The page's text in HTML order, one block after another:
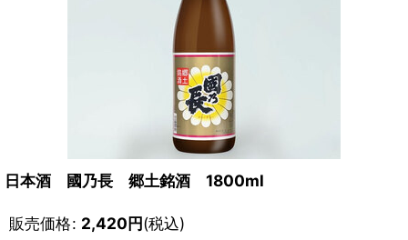
日本酒 國乃長 郷土銘酒 1800ml
販売価格: 2,420円(税込)